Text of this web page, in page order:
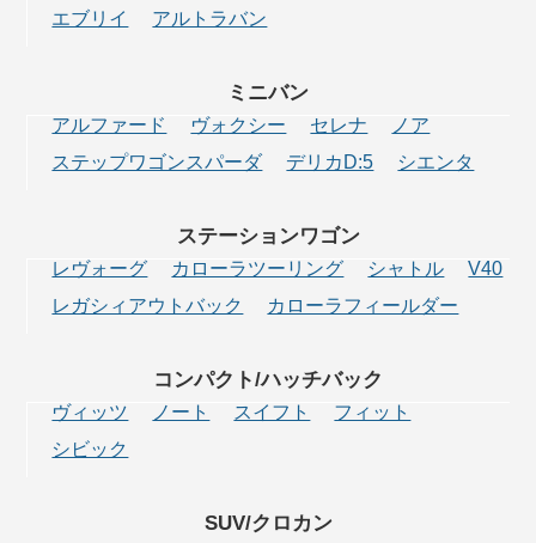
エブリイ
アルトラバン
ミニバン
アルファード ヴォクシー セレナ
ノア
ステップワゴンスパーダ
デリカD:5 シエンタ
ステーションワゴン
レヴォーグ カローラツーリング シャトル
V40
レガシィアウトバック
カローラフィールダー
コンパクト/ハッチバック
ヴィッツ ノート スイフト
フィット
シビック
SUV/クロカン